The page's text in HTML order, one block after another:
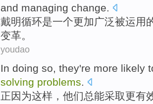
and managing change.
戴明循环是一个更加广泛被运用
变革。
youdao
In doing so, they're more likely
solving problems.
正因为这样， 他们总能采取更有